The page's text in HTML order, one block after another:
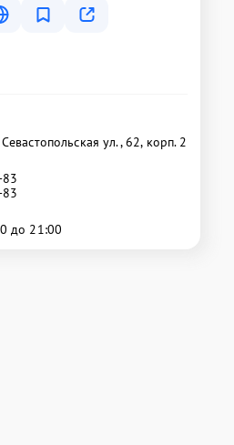
ул., 62, корп. 2
до 21:00